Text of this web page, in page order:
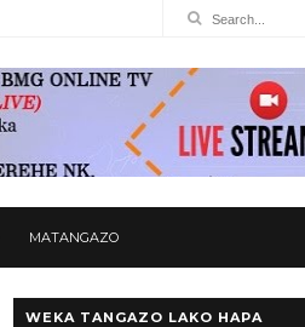
MATANGAZO
WEKA TANGAZO LAKO HAPA